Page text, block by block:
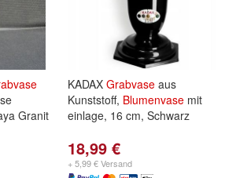
Granit
KADAX Grabvase aus
Kunststoff, Blumenvase mit
einlage, 16 cm, Schwarz
18,99 €
+ 5,99 € Versand